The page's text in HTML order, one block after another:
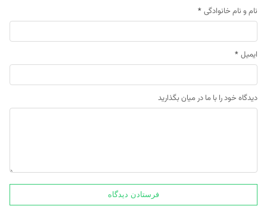
نام و نام خانوادگی *
ایمیل *
دیدگاه خود را با ما در میان بگذارید